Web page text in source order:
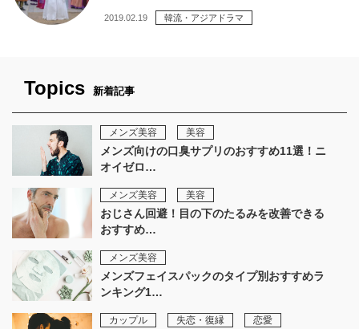
2019.02.19 韓流・アジアドラマ
Topics 新着記事
メンズ美容 美容
メンズ向けの口臭サプリのおすすめ11選！ニ
オイゼロ…
メンズ美容 美容
おじさん回避！目の下のたるみを改善できる
おすすめ…
メンズ美容
メンズフェイスパックのタイプ別おすすめラ
ンキング1…
カップル 失恋・復縁 恋愛